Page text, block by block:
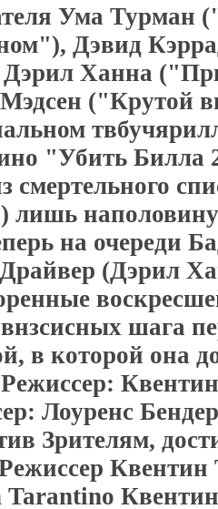
Ума Турман
Дэвид
Ханна
("Крутой
"Убить Билла
смертельного
лишь
на очереди
(Дэрил
шага
в которой она
Лоуренс
Зрителям,
Квентин
Tarantino